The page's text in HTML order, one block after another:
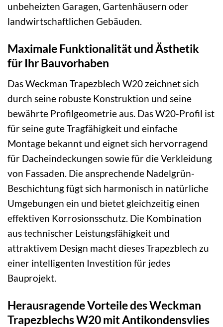
unbeheizten Garagen, Gartenhäusern oder
landwirtschaftlichen Gebäuden.
Maximale Funktionalität und Ästhetik
für Ihr Bauvorhaben
Das Weckman Trapezblech W20 zeichnet sich
durch seine robuste Konstruktion und seine
bewährte Profilgeometrie aus. Das W20-Profil ist
für seine gute Tragfähigkeit und einfache
Montage bekannt und eignet sich hervorragend
für Dacheindeckungen sowie für die Verkleidung
von Fassaden. Die ansprechende Nadelgrün-
Beschichtung fügt sich harmonisch in natürliche
Umgebungen ein und bietet gleichzeitig einen
effektiven Korrosionsschutz. Die Kombination
aus technischer Leistungsfähigkeit und
attraktivem Design macht dieses Trapezblech zu
einer intelligenten Investition für jedes
Bauprojekt.
Herausragende Vorteile des Weckman
Trapezblechs W20 mit Antikondensvlies